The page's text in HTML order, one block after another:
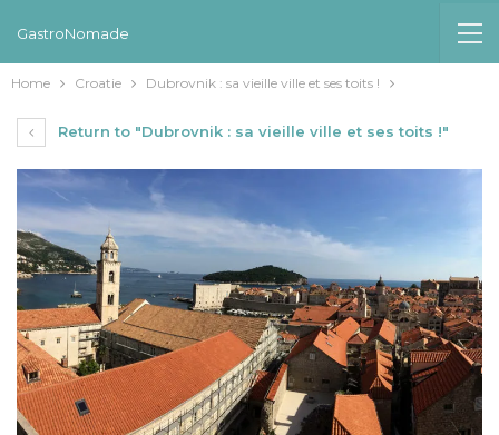
GastroNomade
Home Croatie Dubrovnik : sa vieille ville et ses toits !
Return to "Dubrovnik : sa vieille ville et ses toits !"